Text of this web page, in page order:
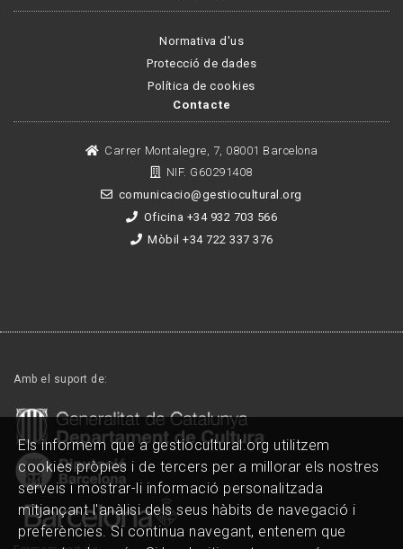
Normativa d'us
Protecció de dades
Política de cookies
Contacte
Carrer Montalegre, 7, 08001 Barcelona
NIF. G60291408
comunicacio@gestiocultural.org
Oficina +34 932 703 566
Mòbil +34 722 337 376
Amb el suport de:
Els informem que a gestiocultural.org utilitzem
cookies pròpies i de tercers per a millorar els nostres
serveis i mostrar-li informació personalitzada
mitjançant l'anàlisi dels seus hàbits de navegació i
preferències. Si continua navegant, entenem que